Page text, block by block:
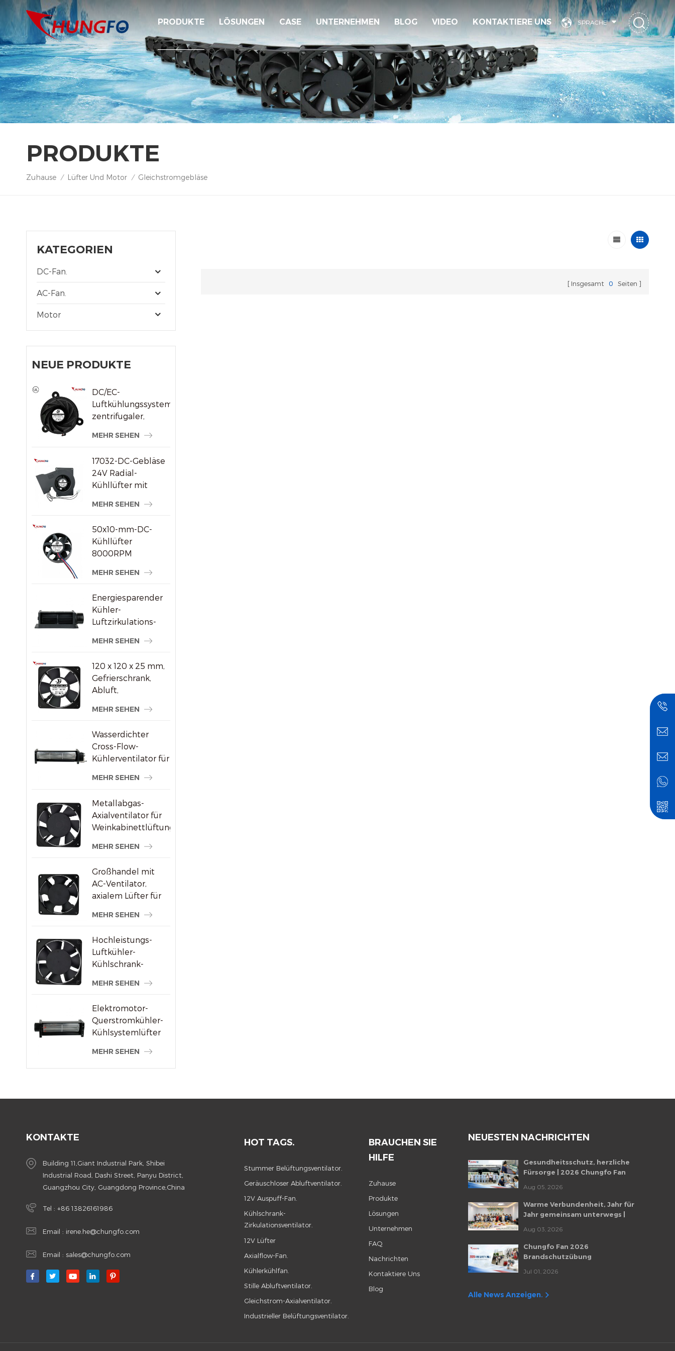
SPRACHE
PRODUKTE LÖSUNGEN CASE UNTERNEHMEN BLOG VIDEO KONTAKTIERE UNS
PRODUKTE
Zuhause / Lüfter Und Motor / Gleichstromgebläse
KATEGORIEN
DC-Fan.
AC-Fan.
Motor
NEUE PRODUKTE
DC/EC-
Luftkühlungssystem,
zentrifugaler,
Kühlerlüfter
MEHR SEHEN
17032-DC-Gebläse
24V Radial-
Kühllüfter mit
Druck
MEHR SEHEN
50x10-mm-DC-
Kühllüfter
8000RPM
Bürstenloser
kleine
elektronische
Geräte
MEHR SEHEN
Energiesparender
Kühler-
Luftzirkulations-
aus Kunststoff
MEHR SEHEN
120 x 120 x 25 mm,
Gefrierschrank,
Abluft,
Axialventilator
MEHR SEHEN
Wasserdichter
Cross-Flow-
Kühlerventilator für
MEHR SEHEN
Metallabgas-
Axialventilator für
Weinkabinettlüftung
MEHR SEHEN
Großhandel mit
AC-Ventilator,
axialem Lüfter für
MEHR SEHEN
Hochleistungs-
Luftkühler-
Kühlschrank-
x 120 x 38 mm
MEHR SEHEN
Elektromotor-
Querstromkühler-
Kühlsystemlüfter
MEHR SEHEN
Insgesamt 0 Seiten
KONTAKTE
Building 11,Giant Industrial Park, Shibei
Industrial Road, Dashi Street, Panyu District,
Guangzhou City, Guangdong Province,China
Tel : +86 13826161986
Email : irene.he@chungfo.com
Email : sales@chungfo.com
HOT TAGS.
Stummer Belüftungsventilator.
Geräuschloser Abluftventilator.
12V Auspuff-Fan.
Kühlschrank-
Zirkulationsventilator.
12V Lüfter
Axialflow-Fan.
Kühlerkühlfan.
Stille Abluftventilator.
Gleichstrom-Axialventilator.
Industrieller Belüftungsventilator.
BRAUCHEN SIE
HILFE
Zuhause
Produkte
Lösungen
Unternehmen
FAQ
Nachrichten
Kontaktiere Uns
Blog
NEUESTEN NACHRICHTEN
Gesundheitsschutz, herzliche
Fürsorge | 2026 Chungfo Fan
Veranstaltung
Aug 05, 2026
Warme Verbundenheit, Jahr für
Jahr gemeinsam unterwegs |
Geburtstagsfeier von Chungfo Fan
Aug 03, 2026
Chungfo Fan 2026
Brandschutzübung
Jul 01, 2026
Alle News Anzeigen.